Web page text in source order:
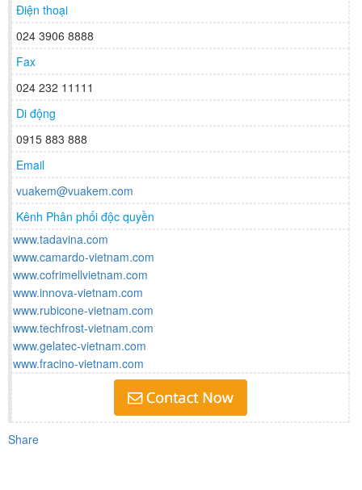
Điện thoại
024 3906 8888
Fax
024 232 11111
Di động
0915 883 888
Email
vuakem@vuakem.com
Kênh Phân phối độc quyền
www.tadavina.com
www.camardo-vietnam.com
www.cofrimellvietnam.com
www.innova-vietnam.com
www.rubicone-vietnam.com
www.techfrost-vietnam.com
www.gelatec-vietnam.com
www.fracino-vietnam.com
Share